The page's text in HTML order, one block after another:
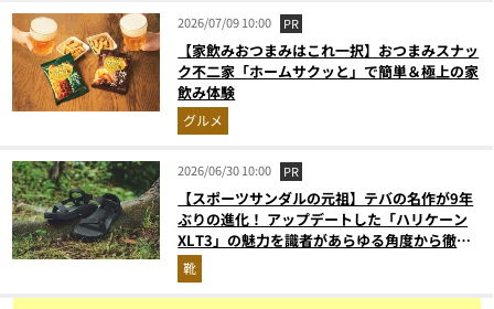
2026/07/09 10:00 PR
【家飲みおつまみはこれ一択】おつまみスナッ
ク不二家「ホームサクッと」で簡単＆極上の家
飲み体験
グルメ
2026/06/30 10:00 PR
【スポーツサンダルの元祖】テバの名作が9年
ぶりの進化！ アップデートした「ハリケーン
XLT3」の魅力を識者があらゆる角度から徹底
解説！
靴